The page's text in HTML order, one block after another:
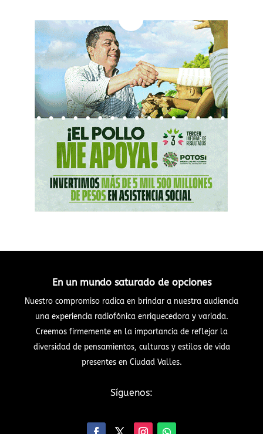
En un mundo saturado de opciones
Nuestro compromiso radica en brindar a nuestra audiencia
una experiencia radiofónica enriquecedora y variada.
Creemos firmemente en la importancia de reflejar la
diversidad de pensamientos, culturas y estilos de vida
presentes en Ciudad Valles.
Síguenos: